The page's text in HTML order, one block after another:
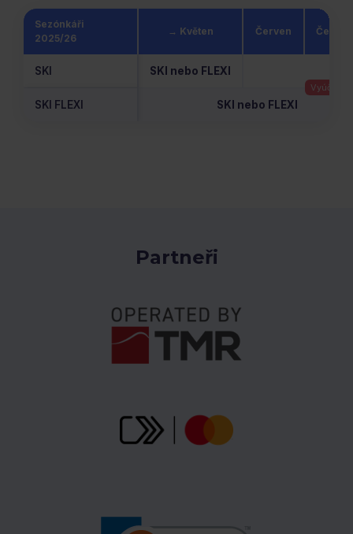
Sezónkáři
2025/26
→ Květen Červen
SKI SKI nebo FLEXI
SKI FLEXI SKI nebo FLEXI
Partneři